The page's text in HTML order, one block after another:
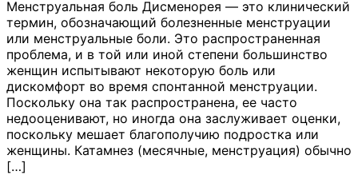
Менструальная боль Дисменорея — это клинический
термин, обозначающий болезненные менструации
или менструальные боли. Это распространенная
проблема, и в той или иной степени большинство
женщин испытывают некоторую боль или
дискомфорт во время спонтанной менструации.
Поскольку она так распространена, ее часто
недооценивают, но иногда она заслуживает оценки,
поскольку мешает благополучию подростка или
женщины. Катамнез (месячные, менструация) обычно
[…]